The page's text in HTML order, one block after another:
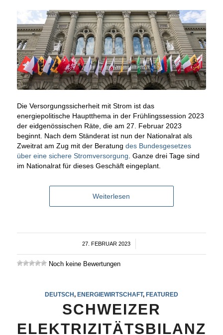
Die Versorgungssicherheit mit Strom ist das
energiepolitische Hauptthema in der Frühlingssession 2023
der eidgenössischen Räte, die am 27. Februar 2023
beginnt. Nach dem Ständerat ist nun der Nationalrat als
Zweitrat am Zug mit der Beratung des Bundesgesetzes
über eine sichere Stromversorgung . Ganze drei Tage sind
im Nationalrat für dieses Geschäft eingeplant.
Weiterlesen
27. FEBRUAR 2023
/
Noch keine Bewertungen
DEUTSCH, ENERGIEWIRTSCHAFT, FEATURED
SCHWEIZER
ELEKTRIZITÄTSBILANZ